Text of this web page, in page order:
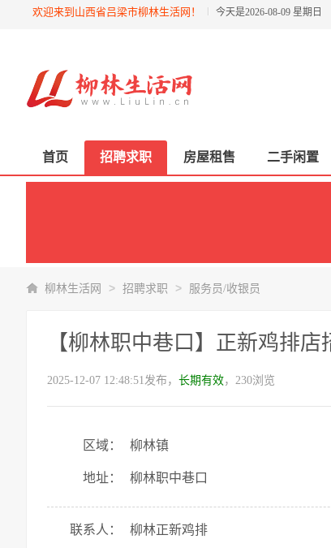
欢迎来到山西省吕梁市柳林生活网！ 今天是2026-08-09 星期日
首页 招聘求职 房屋租售 二手闲置
柳林生活网 > 招聘求职 > 服务员/收银员
【柳林职中巷口】正新鸡排
2025-12-07 12:48:51发布， 长期有效，230浏览
区域： 柳林镇
地址： 柳林职中巷口
联系人： 柳林正新鸡排